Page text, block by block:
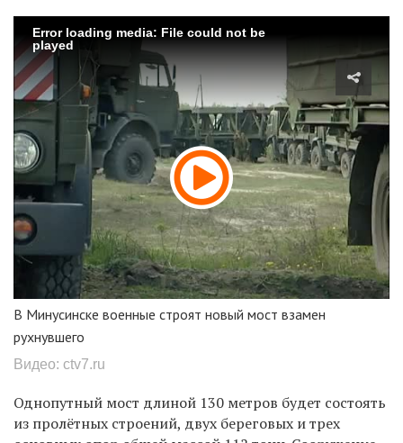
Error loading media: File could not be
played
В Минусинске военные строят новый мост взамен
рухнувшего
Видео: ctv7.ru
Однопутный мост длиной 130 метров будет состоять
из пролётных строений, двух береговых и трех